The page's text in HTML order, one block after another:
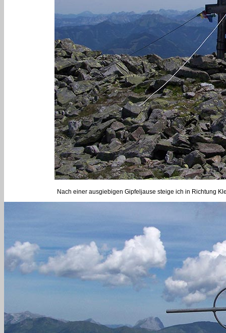
Nach einer ausgiebigen Gipfeljause steige ich in Richtung